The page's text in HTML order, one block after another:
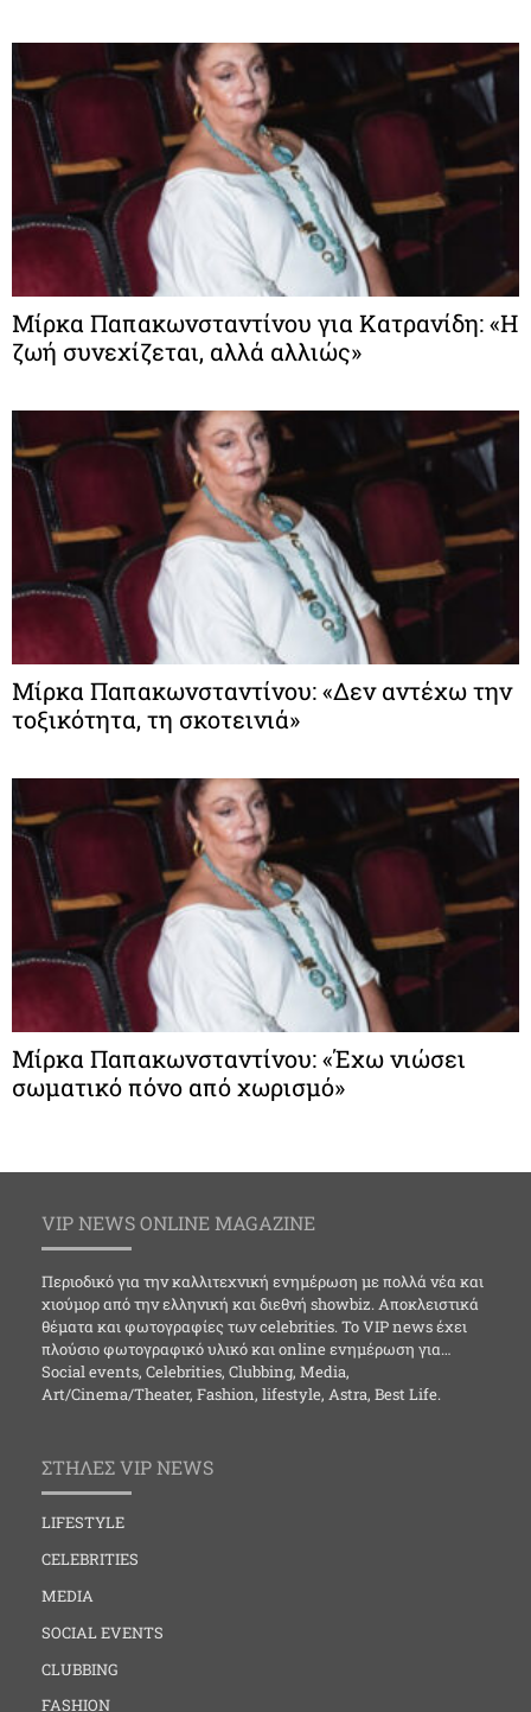
Μίρκα Παπακωνσταντίνου για Κατρανίδη: «Η
ζωή συνεχίζεται, αλλά αλλιώς»
Μίρκα Παπακωνσταντίνου: «Δεν αντέχω την
τοξικότητα, τη σκοτεινιά»
Μίρκα Παπακωνσταντίνου: «Έχω νιώσει
σωματικό πόνο από χωρισμό»
VIP NEWS ONLINE MAGAZINE
Περιοδικό για την καλλιτεχνική ενημέρωση με πολλά νέα και
χιούμορ από την ελληνική και διεθνή showbiz. Αποκλειστικά
θέματα και φωτογραφίες των celebrities. Το VIP news έχει
πλούσιο φωτογραφικό υλικό και online ενημέρωση για…
Social events, Celebrities, Clubbing, Media,
Art/Cinema/Theater, Fashion, lifestyle, Astra, Best Life.
ΣΤΗΛΕΣ VIP NEWS
LIFESTYLE
CELEBRITIES
MEDIA
SOCIAL EVENTS
CLUBBING
FASHION